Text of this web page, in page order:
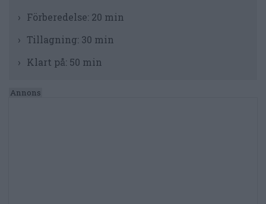
Förberedelse: 20 min
Tillagning: 30 min
Klart på: 50 min